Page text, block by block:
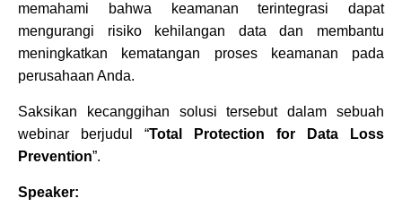
memahami bahwa keamanan terintegrasi dapat
mengurangi risiko kehilangan data dan membantu
meningkatkan kematangan proses keamanan pada
perusahaan Anda.
Saksikan kecanggihan solusi tersebut dalam sebuah
webinar berjudul “Total Protection for Data Loss
Prevention”.
Speaker: